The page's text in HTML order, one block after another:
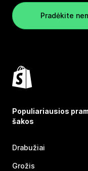
Pradėkite
Populiariausios
šakos
Drabužiai
Grožis